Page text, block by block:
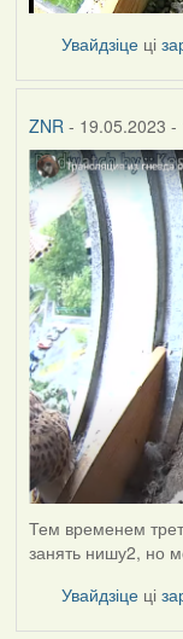
Увайдзіце ці
ZNR- 19.05.2023 -
Тем временем
занять нишу2, но
Увайдзіце ці